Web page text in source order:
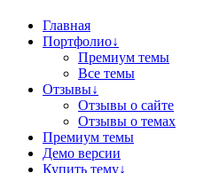
Главная
Портфолио↓
Премиум темы
Все темы
Отзывы↓
Отзывы о сайте
Отзывы о темах
Премиум темы
Демо версии
Купить тему↓